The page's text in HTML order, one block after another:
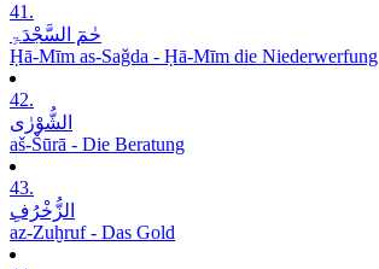
41.
حٰمٓ السَّجْدَۃِ
Ḥā-Mīm as-Saǧda - Ḥā-Mīm die Niederwerfung
42.
الشُّوْرٰی
aš-Šūrā - Die Beratung
43.
الزُّخْرُفِ
az-Zuḫruf - Das Gold